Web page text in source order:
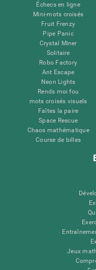
Échecs en ligne
Mini-mots croisés
Fruit Frenzy
Pipe Panic
Crystal Miner
Solitaire
Robo Factory
Ant Escape
Neon Lights
Rends moi fou
mots croisés visuels
Faîtes la paire
Space Rescue
Chaos mathématique
Course de billes
Jeux